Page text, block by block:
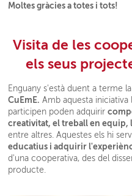
Moltes gràcies a totes i tots!
Visita de les
els seus
Enguany s'està duent a terme la
CuEmE. Amb aquesta iniciativa
participen poden adquirir
creativitat, el treball en equip,
entre altres. Aquestes els hi
educatius i adquirir
d'una cooperativa, des del
producte.